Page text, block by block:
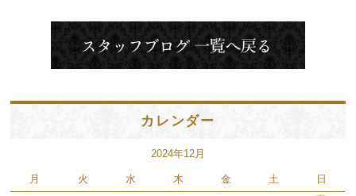
カレンダー
2024年12月
月 火 水 木 金 土 日